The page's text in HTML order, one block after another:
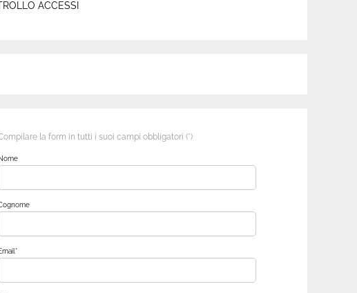
ACCESSI
la form in tutti i suoi campi obbligatori (*)